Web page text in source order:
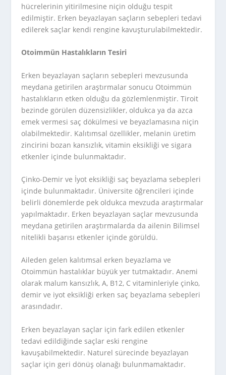
hücrelerinin yitirilmesine niçin olduğu tespit
edilmiştir. Erken beyazlayan saçların sebepleri tedavi
edilerek saçlar kendi rengine kavuşturulabilmektedir.
Otoimmün Hastalıkların Tesiri
Erken beyazlayan saçların sebepleri mevzusunda
meydana getirilen araştırmalar sonucu Otoimmün
hastalıkların etken olduğu da gözlemlenmiştir. Tiroit
bezinde görülen düzensizlikler, oldukca ya da azca
emek vermesi saç dökülmesi ve beyazlamasına niçin
olabilmektedir. Kalıtımsal özellikler, melanin üretim
zincirini bozan kansızlık, vitamin eksikliği ve sigara
etkenler içinde bulunmaktadır.
Çinko-Demir ve İyot eksikliği saç beyazlama sebepleri
içinde bulunmaktadır. Üniversite öğrencileri içinde
belirli dönemlerde pek oldukca mevzuda araştırmalar
yapılmaktadır. Erken beyazlayan saçlar mevzusunda
meydana getirilen araştırmalarda da ailenin Bilimsel
nitelikli başarısı etkenler içinde görüldü.
Aileden gelen kalıtımsal erken beyazlama ve
Otoimmün hastalıklar büyük yer tutmaktadır. Anemi
olarak malum kansızlık, A, B12, C vitaminleriyle çinko,
demir ve iyot eksikliği erken saç beyazlama sebepleri
arasındadır.
Erken beyazlayan saçlar için fark edilen etkenler
tedavi edildiğinde saçlar eski rengine
kavuşabilmektedir. Naturel sürecinde beyazlayan
saçlar için geri dönüş olanağı bulunmamaktadır.